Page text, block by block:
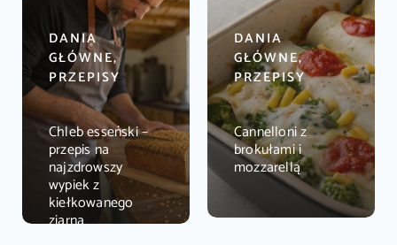
DANIA
GŁÓWNE,
PRZEPISY
Chleb esseński –
przepis na
najzdrowszy
wypiek z
kiełkowanego
ziarna
DANIA
GŁÓWNE,
PRZEPISY
Cannelloni z
brokułami i
mozzarellą